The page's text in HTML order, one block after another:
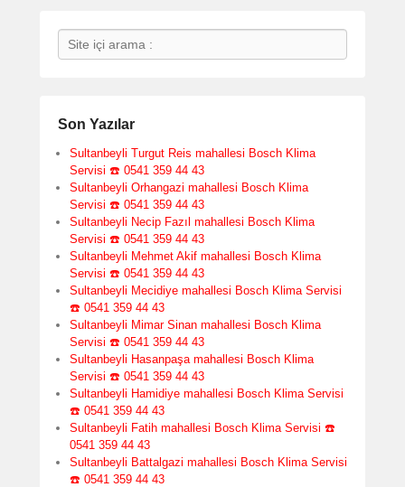
Search
Son Yazılar
Sultanbeyli Turgut Reis mahallesi Bosch Klima
Servisi ☎️ 0541 359 44 43
Sultanbeyli Orhangazi mahallesi Bosch Klima
Servisi ☎️ 0541 359 44 43
Sultanbeyli Necip Fazıl mahallesi Bosch Klima
Servisi ☎️ 0541 359 44 43
Sultanbeyli Mehmet Akif mahallesi Bosch Klima
Servisi ☎️ 0541 359 44 43
Sultanbeyli Mecidiye mahallesi Bosch Klima Servisi
☎️ 0541 359 44 43
Sultanbeyli Mimar Sinan mahallesi Bosch Klima
Servisi ☎️ 0541 359 44 43
Sultanbeyli Hasanpaşa mahallesi Bosch Klima
Servisi ☎️ 0541 359 44 43
Sultanbeyli Hamidiye mahallesi Bosch Klima Servisi
☎️ 0541 359 44 43
Sultanbeyli Fatih mahallesi Bosch Klima Servisi ☎️
0541 359 44 43
Sultanbeyli Battalgazi mahallesi Bosch Klima Servisi
☎️ 0541 359 44 43